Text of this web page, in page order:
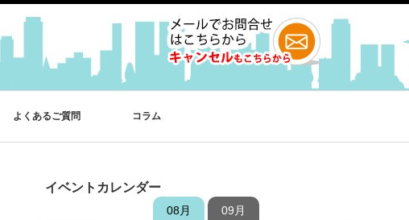
よくあるご質問 コラム
イベントカレンダー
08月 09月